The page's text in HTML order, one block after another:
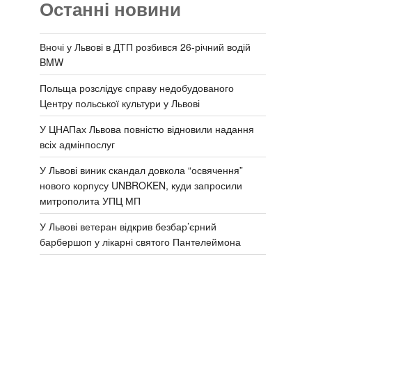
Останні новини
Вночі у Львові в ДТП розбився 26-річний водій
BMW
Польща розслідує справу недобудованого
Центру польської культури у Львові
У ЦНАПах Львова повністю відновили надання
всіх адмінпослуг
У Львові виник скандал довкола “освячення”
нового корпусу UNBROKEN, куди запросили
митрополита УПЦ МП
У Львові ветеран відкрив безбар’єрний
барбершоп у лікарні святого Пантелеймона